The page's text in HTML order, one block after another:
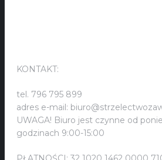
KONTAKT:
tel. 796 795 899
adres e-mail:
UWAGA! Biuro jest czynne od
godzinach 9:00-15:00